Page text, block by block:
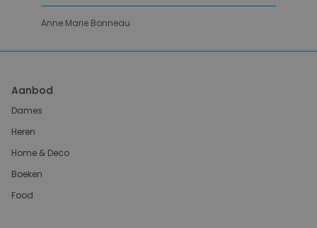
Anne Marie Bonneau
Aanbod
Dames
Heren
Home & Deco
Boeken
Food